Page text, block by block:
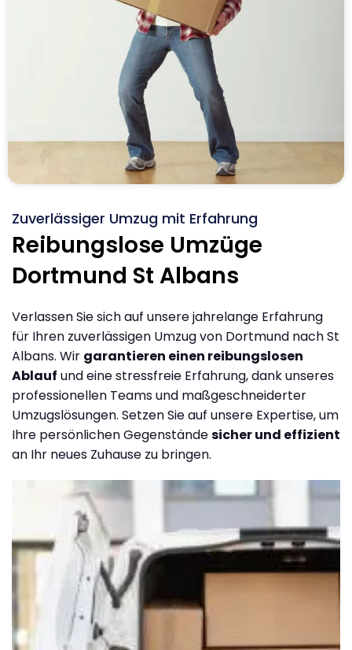
Zuverlässiger Umzug mit Erfahrung
Reibungslose Umzüge
Dortmund St Albans
Verlassen Sie sich auf unsere jahrelange Erfahrung
für Ihren zuverlässigen Umzug von Dortmund nach St
Albans. Wir garantieren einen reibungslosen
Ablauf und eine stressfreie Erfahrung, dank unseres
professionellen Teams und maßgeschneiderter
Umzugslösungen. Setzen Sie auf unsere Expertise, um
Ihre persönlichen Gegenständesicher und effizient
an Ihr neues Zuhause zu bringen.